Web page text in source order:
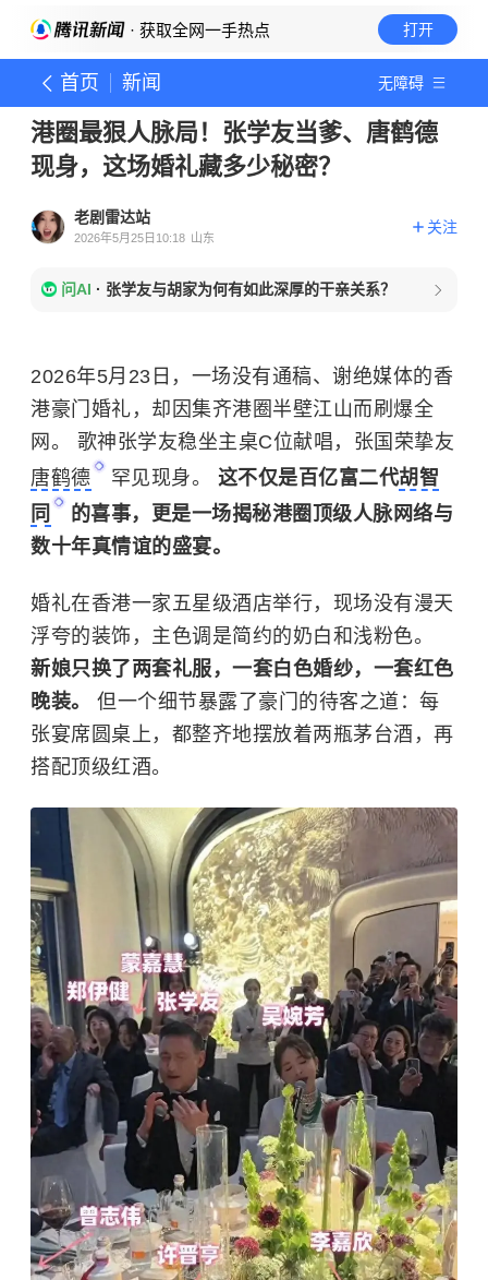
· 获取全网一手热点 打开
首页 新闻 无障碍
港圈最狠人脉局！张学友当爹、唐鹤德
现身，这场婚礼藏多少秘密？
老剧雷达站
2026年5月25日10:18 山东
关注
问AI · 张学友与胡家为何有如此深厚的干亲关系？
2026年5月23日，一场没有通稿、谢绝媒体的香
港豪门婚礼，却因集齐港圈半壁江山而刷爆全
网。 歌神张学友稳坐主桌C位献唱，张国荣挚友
唐鹤德
罕见现身。 这不仅是百亿富二代胡智
同
的喜事，更是一场揭秘港圈顶级人脉网络与
数十年真情谊的盛宴。
婚礼在香港一家五星级酒店举行，现场没有漫天
浮夸的装饰，主色调是简约的奶白和浅粉色。
新娘只换了两套礼服，一套白色婚纱，一套红色
晚装。 但一个细节暴露了豪门的待客之道：每
张宴席圆桌上，都整齐地摆放着两瓶茅台酒，再
搭配顶级红酒。